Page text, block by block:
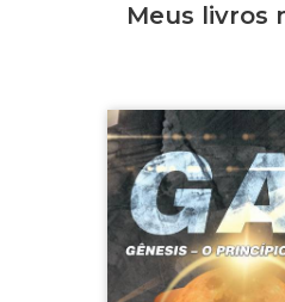
Meus livros